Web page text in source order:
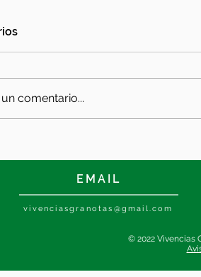
de Rascanya
comentario...
EMAIL
vivenciasgranotas@gmail.com
© 2022 Vivencias